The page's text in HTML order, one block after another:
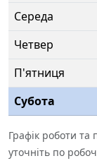
Середа
Четвер
П'ятниця
Субота
Графік роботи
уточніть по